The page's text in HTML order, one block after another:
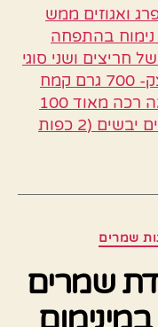
ואגוזים ממש
בהתפחה
חריצים ושני סוגי
מילויים קלאסיים. המרכיבים- בצק- 700 גרם קמח
(מומלץ קמח לחם) 200 גרם חמאה רכה מאוד 100
גרם סוכר (חצי כוס) 20 גרם שמרים יבשים (2 כפות
שמרים
שמרים